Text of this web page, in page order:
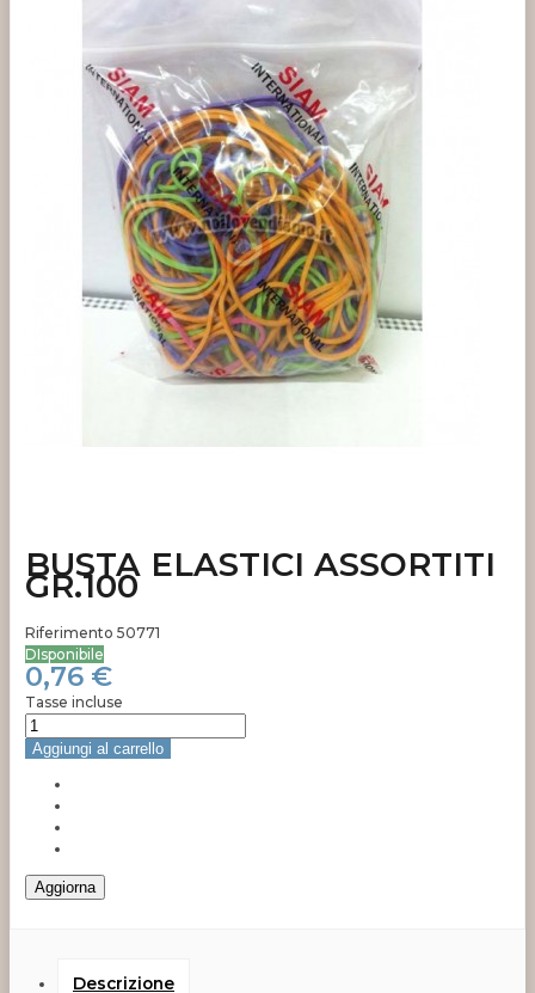
BUSTA ELASTICI ASSORTITI
GR.100
Riferimento 50771
DIsponibile
0,76 €
Tasse incluse
Aggiungi al carrello
Descrizione